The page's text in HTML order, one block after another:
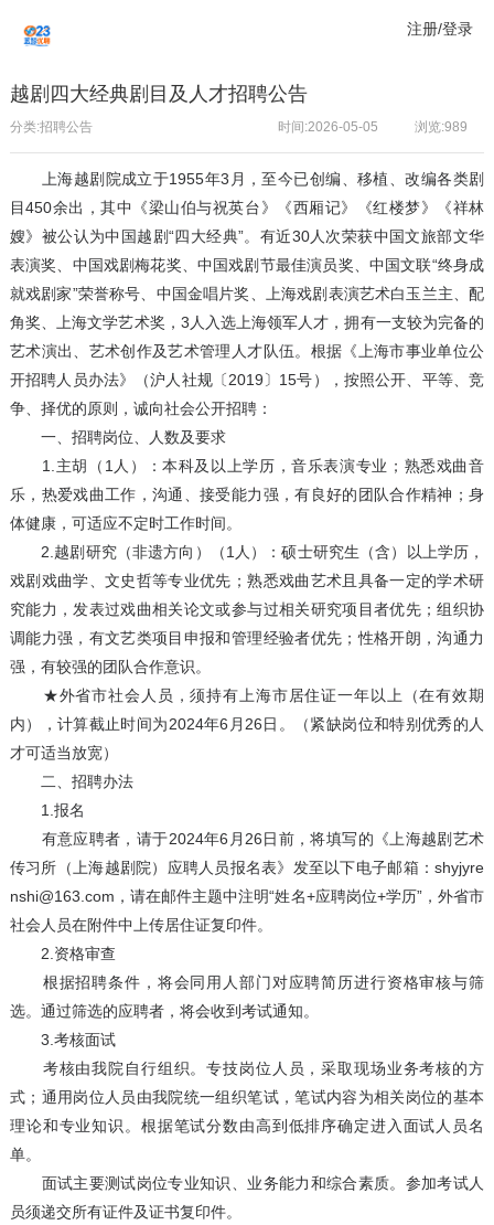
注册/登录
越剧四大经典剧目及人才招聘公告
分类:招聘公告 浏览:989
时间:2026-05-05
上海越剧院成立于1955年3月，至今已创编、移植、改编各类剧
目450余出，其中《梁山伯与祝英台》《西厢记》《红楼梦》《祥林
嫂》被公认为中国越剧“四大经典”。有近30人次荣获中国文旅部文华
表演奖、中国戏剧梅花奖、中国戏剧节最佳演员奖、中国文联“终身成
就戏剧家”荣誉称号、中国金唱片奖、上海戏剧表演艺术白玉兰主、配
角奖、上海文学艺术奖，3人入选上海领军人才，拥有一支较为完备的
艺术演出、艺术创作及艺术管理人才队伍。根据《上海市事业单位公
开招聘人员办法》（沪人社规〔2019〕15号），按照公开、平等、竞
争、择优的原则，诚向社会公开招聘：
一、招聘岗位、人数及要求
1.主胡（1人）：本科及以上学历，音乐表演专业；熟悉戏曲音
乐，热爱戏曲工作，沟通、接受能力强，有良好的团队合作精神；身
体健康，可适应不定时工作时间。
2.越剧研究（非遗方向）（1人）：硕士研究生（含）以上学历，
戏剧戏曲学、文史哲等专业优先；熟悉戏曲艺术且具备一定的学术研
究能力，发表过戏曲相关论文或参与过相关研究项目者优先；组织协
调能力强，有文艺类项目申报和管理经验者优先；性格开朗，沟通力
强，有较强的团队合作意识。
★外省市社会人员，须持有上海市居住证一年以上（在有效期
内），计算截止时间为2024年6月26日。（紧缺岗位和特别优秀的人
才可适当放宽）
二、招聘办法
1.报名
有意应聘者，请于2024年6月26日前，将填写的《上海越剧艺术
传习所（上海越剧院）应聘人员报名表》发至以下电子邮箱：shyjyre
nshi@163.com，请在邮件主题中注明“姓名+应聘岗位+学历”，外省市
社会人员在附件中上传居住证复印件。
2.资格审查
根据招聘条件，将会同用人部门对应聘简历进行资格审核与筛
选。通过筛选的应聘者，将会收到考试通知。
3.考核面试
考核由我院自行组织。专技岗位人员，采取现场业务考核的方
式；通用岗位人员由我院统一组织笔试，笔试内容为相关岗位的基本
理论和专业知识。根据笔试分数由高到低排序确定进入面试人员名
单。
面试主要测试岗位专业知识、业务能力和综合素质。参加考试人
员须递交所有证件及证书复印件。